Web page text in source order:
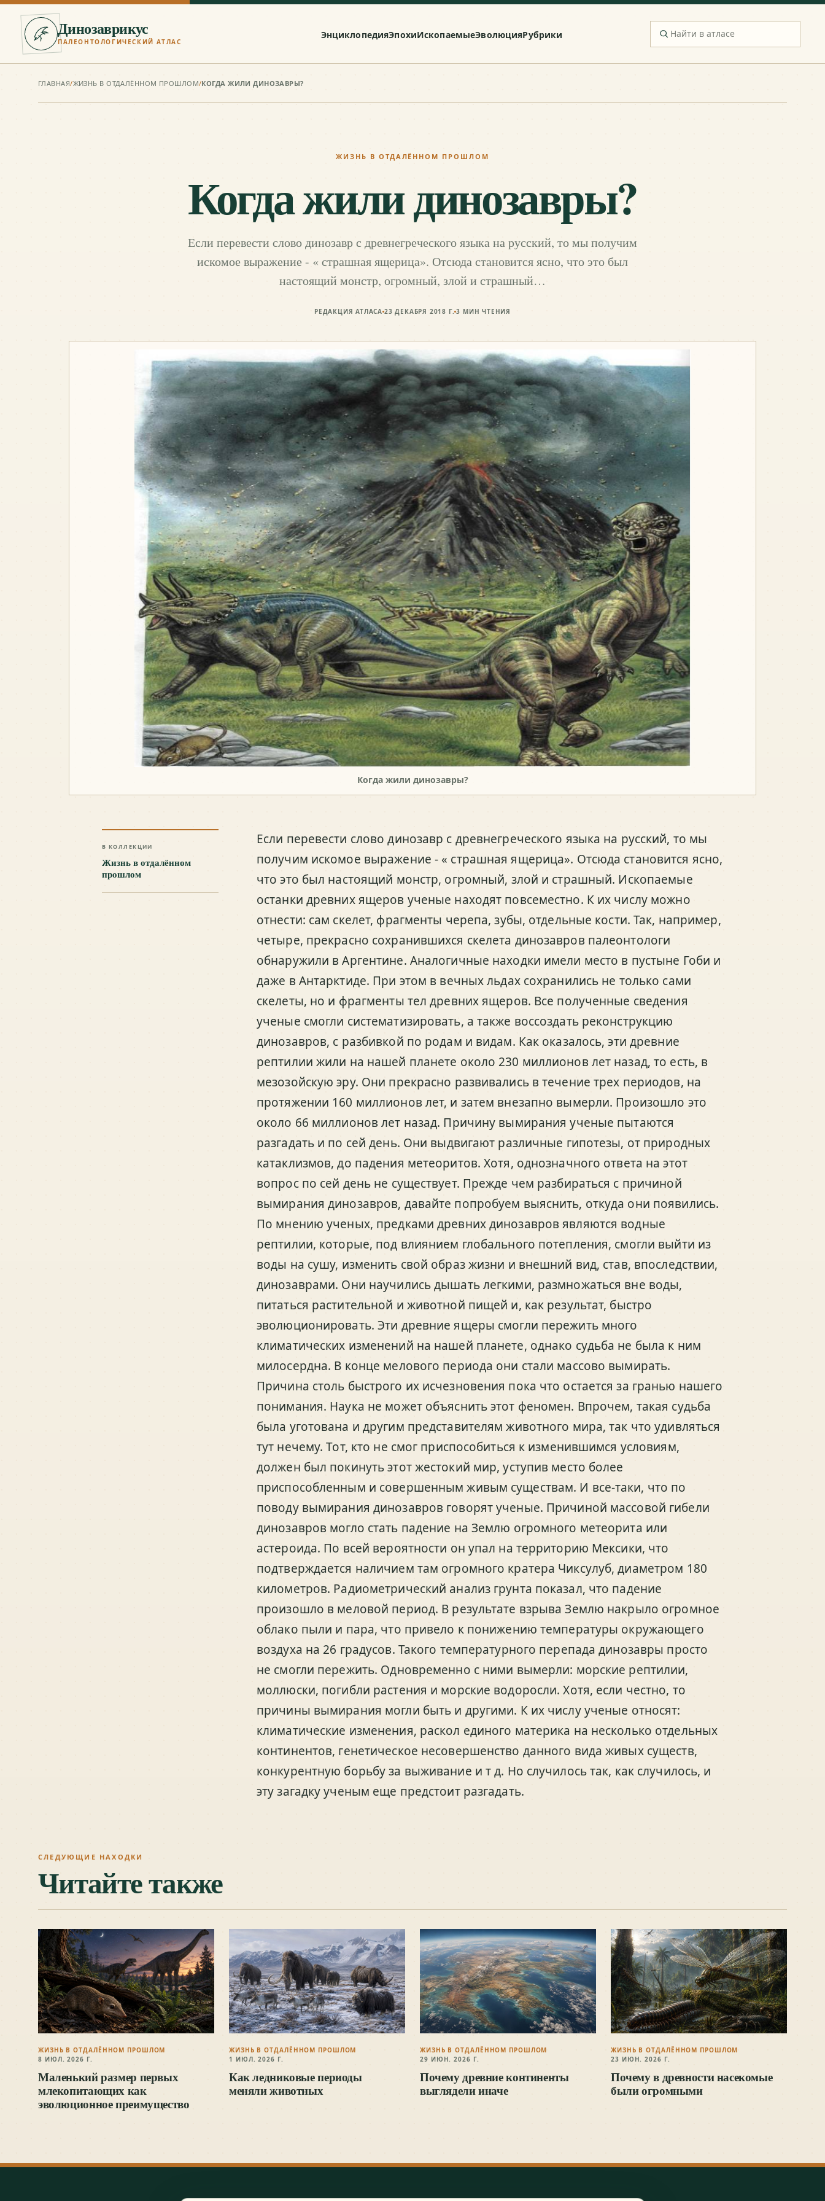
Динозаврикус
ПАЛЕОНТОЛОГИЧЕСКИЙ АТЛАС
ЭнциклопедияЭпохиИскопаемыеЭволюцияРубрики
ГЛАВНАЯ/ЖИЗНЬ В ОТДАЛЁННОМ ПРОШЛОМ/КОГДА ЖИЛИ ДИНОЗАВРЫ?
ЖИЗНЬ В ОТДАЛЁННОМ ПРОШЛОМ
Когда жили динозавры?
Если перевести слово динозавр с древнегреческого языка на русский, то мы получим
искомое выражение - « страшная ящерица». Отсюда становится ясно, что это был
настоящий монстр, огромный, злой и страшный…
РЕДАКЦИЯ АТЛАСА 23 ДЕКАБРЯ 2018 Г. 3 МИН ЧТЕНИЯ
Когда жили динозавры?
В КОЛЛЕКЦИИ
Жизнь в отдалённом
прошлом
Если перевести слово динозавр с древнегреческого языка на русский, то мы
получим искомое выражение - « страшная ящерица». Отсюда становится ясно,
что это был настоящий монстр, огромный, злой и страшный. Ископаемые
останки древних ящеров ученые находят повсеместно. К их числу можно
отнести: сам скелет, фрагменты черепа, зубы, отдельные кости. Так, например,
четыре, прекрасно сохранившихся скелета динозавров палеонтологи
обнаружили в Аргентине. Аналогичные находки имели место в пустыне Гоби и
даже в Антарктиде. При этом в вечных льдах сохранились не только сами
скелеты, но и фрагменты тел древних ящеров. Все полученные сведения
ученые смогли систематизировать, а также воссоздать реконструкцию
динозавров, с разбивкой по родам и видам. Как оказалось, эти древние
рептилии жили на нашей планете около 230 миллионов лет назад, то есть, в
мезозойскую эру. Они прекрасно развивались в течение трех периодов, на
протяжении 160 миллионов лет, и затем внезапно вымерли. Произошло это
около 66 миллионов лет назад. Причину вымирания ученые пытаются
разгадать и по сей день. Они выдвигают различные гипотезы, от природных
катаклизмов, до падения метеоритов. Хотя, однозначного ответа на этот
вопрос по сей день не существует. Прежде чем разбираться с причиной
вымирания динозавров, давайте попробуем выяснить, откуда они появились.
По мнению ученых, предками древних динозавров являются водные
рептилии, которые, под влиянием глобального потепления, смогли выйти из
воды на сушу, изменить свой образ жизни и внешний вид, став, впоследствии,
динозаврами. Они научились дышать легкими, размножаться вне воды,
питаться растительной и животной пищей и, как результат, быстро
эволюционировать. Эти древние ящеры смогли пережить много
климатических изменений на нашей планете, однако судьба не была к ним
милосердна. В конце мелового периода они стали массово вымирать.
Причина столь быстрого их исчезновения пока что остается за гранью нашего
понимания. Наука не может объяснить этот феномен. Впрочем, такая судьба
была уготована и другим представителям животного мира, так что удивляться
тут нечему. Тот, кто не смог приспособиться к изменившимся условиям,
должен был покинуть этот жестокий мир, уступив место более
приспособленным и совершенным живым существам. И все-таки, что по
поводу вымирания динозавров говорят ученые. Причиной массовой гибели
динозавров могло стать падение на Землю огромного метеорита или
астероида. По всей вероятности он упал на территорию Мексики, что
подтверждается наличием там огромного кратера Чиксулуб, диаметром 180
километров. Радиометрический анализ грунта показал, что падение
произошло в меловой период. В результате взрыва Землю накрыло огромное
облако пыли и пара, что привело к понижению температуры окружающего
воздуха на 26 градусов. Такого температурного перепада динозавры просто
не смогли пережить. Одновременно с ними вымерли: морские рептилии,
моллюски, погибли растения и морские водоросли. Хотя, если честно, то
причины вымирания могли быть и другими. К их числу ученые относят:
климатические изменения, раскол единого материка на несколько отдельных
континентов, генетическое несовершенство данного вида живых существ,
конкурентную борьбу за выживание и т д. Но случилось так, как случилось, и
эту загадку ученым еще предстоит разгадать.
СЛЕДУЮЩИЕ НАХОДКИ
Читайте также
ЖИЗНЬ В ОТДАЛЁННОМ ПРОШЛОМ
8 ИЮЛ. 2026 Г.
Маленький размер первых
млекопитающих как
эволюционное преимущество
ЖИЗНЬ В ОТДАЛЁННОМ ПРОШЛОМ
1 ИЮЛ. 2026 Г.
Как ледниковые периоды
меняли животных
ЖИЗНЬ В ОТДАЛЁННОМ ПРОШЛОМ
29 ИЮН. 2026 Г.
Почему древние континенты
выглядели иначе
ЖИЗНЬ В ОТДАЛЁННОМ ПРОШЛОМ
23 ИЮН. 2026 Г.
Почему в древности насекомые
были огромными